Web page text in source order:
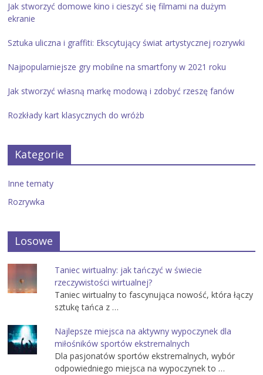
Jak stworzyć domowe kino i cieszyć się filmami na dużym
ekranie
Sztuka uliczna i graffiti: Ekscytujący świat artystycznej rozrywki
Najpopularniejsze gry mobilne na smartfony w 2021 roku
Jak stworzyć własną markę modową i zdobyć rzeszę fanów
Rozkłady kart klasycznych do wróżb
Kategorie
Inne tematy
Rozrywka
Losowe
Taniec wirtualny: jak tańczyć w świecie
rzeczywistości wirtualnej?
Taniec wirtualny to fascynująca nowość, która łączy
sztukę tańca z …
Najlepsze miejsca na aktywny wypoczynek dla
miłośników sportów ekstremalnych
Dla pasjonatów sportów ekstremalnych, wybór
odpowiedniego miejsca na wypoczynek to …